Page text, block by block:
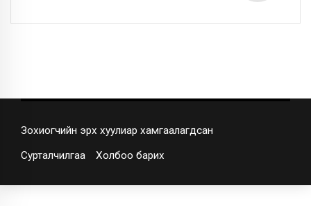
Зохиогчийн эрх хуулиар хамгаалагдсан
Сурталчилгаа Холбоо барих